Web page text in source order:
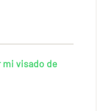
mi visado de